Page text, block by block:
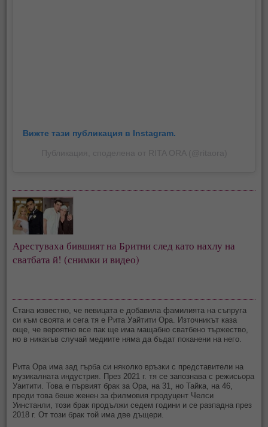
Вижте тази публикация в Instagram.
Арестуваха бившият на Бритни след като нахлу на
сватбата й! (снимки и видео)
Стана известно, че певицата е добавила фамилията на съпруга
си към своята и сега тя е Рита Уайтити Ора. Източникът каза
още, че вероятно все пак ще има мащабно сватбено тържество,
но в никакъв случай медиите няма да бъдат поканени на него.
Рита Ора има зад гърба си няколко връзки с представители на
музикалната индустрия. През 2021 г. тя се запознава с режисьора
Уаитити. Това е първият брак за Ора, на 31, но Тайка, на 46,
преди това беше женен за филмовия продуцент Челси
Уинстанли, този брак продължи седем години и се разпадна през
2018 г. От този брак той има две дъщери.